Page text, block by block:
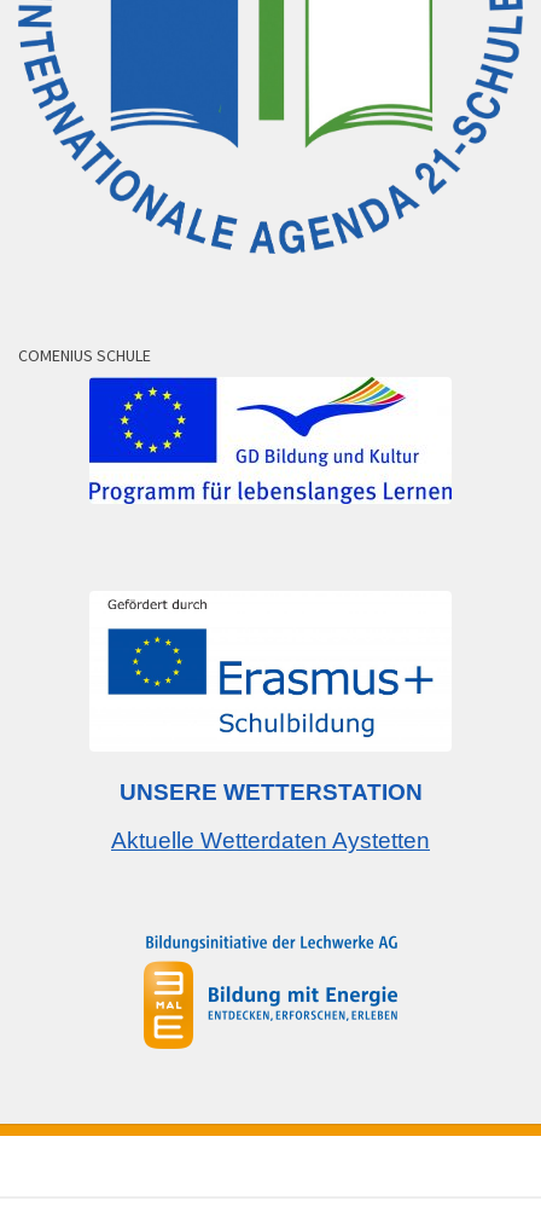
COMENIUS SCHULE
UNSERE WETTERSTATION
Aktuelle Wetterdaten Aystetten